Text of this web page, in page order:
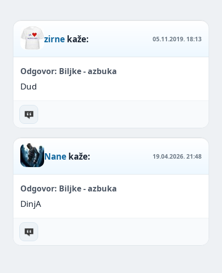
zirne kaže: 05.11.2019. 18:13
Odgovor: Biljke - azbuka
Dud
Nane kaže: 19.04.2026.21:48
Odgovor: Biljke - azbuka
DinjA